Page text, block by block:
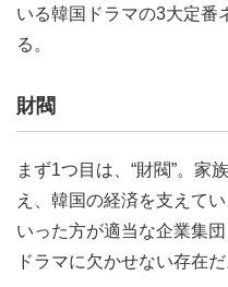
いる韓国ドラマの3大定番
る。
財閥
まず1つ目は、“財閥”。家
え、韓国の経済を支えて
いった方が適当な企業集
ドラマに欠かせない存在だ